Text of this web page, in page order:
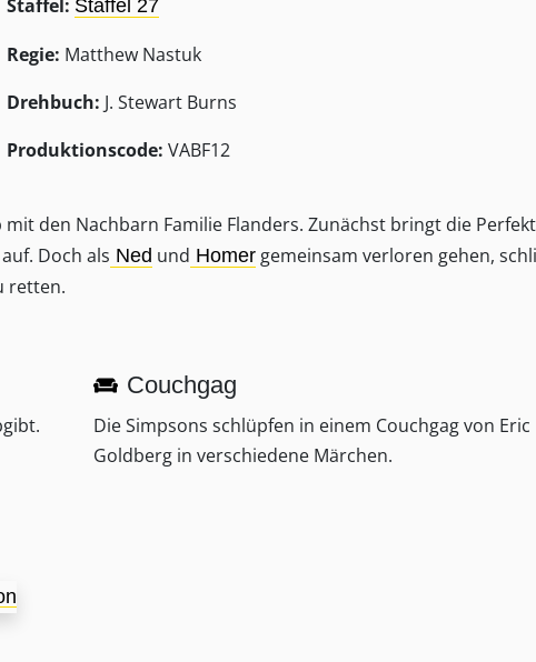
Staffel: Staffel 27
Regie: Matthew Nastuk
Drehbuch: J. Stewart Burns
Produktionscode: VABF12
den Nachbarn Familie Flanders. Zunächst bringt die
Doch als Ned und Homer gemeinsam verloren gehen,
retten.
Couchgag
Die Simpsons schlüpfen in einem Couchgag von Eric
Goldberg in verschiedene Märchen.